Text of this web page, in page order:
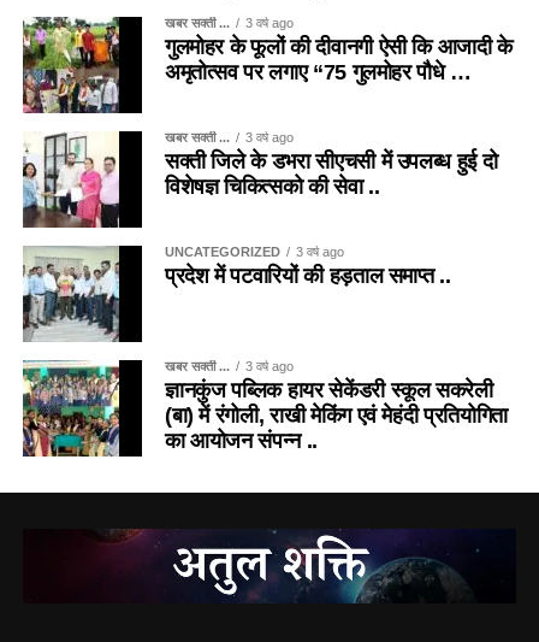
खबर सक्ती ... 3 वर्ष ago
गुलमोहर के फूलों की दीवानगी ऐसी कि आजादी के
अमृतोत्सव पर लगाए “75 गुलमोहर पौधे …
खबर सक्ती ... 3 वर्ष ago
सक्ती जिले के डभरा सीएचसी में उपलब्ध हुई दो
विशेषज्ञ चिकित्सको की सेवा ..
UNCATEGORIZED 3 वर्ष ago
प्रदेश में पटवारियों की हड़ताल समाप्त ..
खबर सक्ती ... 3 वर्ष ago
ज्ञानकुंज पब्लिक हायर सेकेंडरी स्कूल सकरेली
(बा) में रंगोली, राखी मेकिंग एवं मेहंदी प्रतियोगिता
का आयोजन संपन्न ..